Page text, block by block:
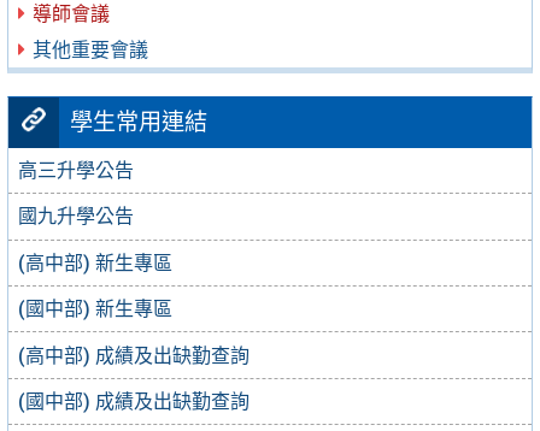
導師會議
其他重要會議
學生常用連結
高三升學公告
國九升學公告
(高中部) 新生專區
(國中部) 新生專區
(高中部) 成績及出缺勤查詢
(國中部) 成績及出缺勤查詢